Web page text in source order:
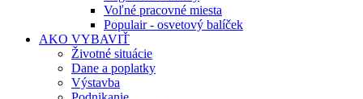
Voľné pracovné miesta
Populair - osvetový balíček
AKO VYBAVIŤ
Životné situácie
Dane a poplatky
Výstavba